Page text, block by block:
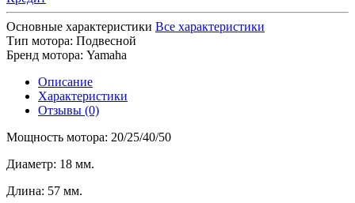
Основные характеристики Все характеристики
Тип мотора: Подвесной
Бренд мотора: Yamaha
Описание
Характеристики
Отзывы (0)
Мощность мотора: 20/25/40/50
Диаметр: 18 мм.
Длина: 57 мм.